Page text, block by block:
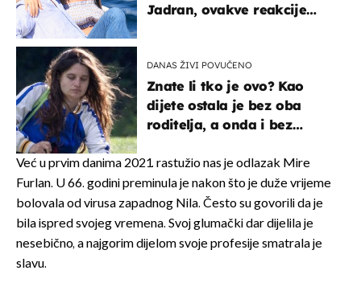
Jadran, ovakve reakcije
DANAS ŽIVI POVUČENO
Znate li tko je ovo? Kao
dijete ostala je bez oba
roditelja, a onda i bez
naslijediti
Već u prvim danima 2021. rastužio nas je odlazak Mire
Furlan. U 66. godini preminula je nakon što je duže vrijeme
bolovala od virusa zapadnog Nila. Često su govorili da je
bila ispred svojeg vremena. Svoj glumački dar dijelila je
nesebično, a najgorim dijelom svoje profesije smatrala je
slavu.